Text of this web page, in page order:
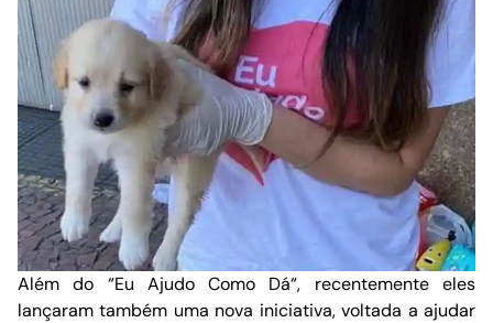
Além do “Eu Ajudo Como Dá“, recentemente eles
lançaram também uma nova iniciativa, voltada a ajudar